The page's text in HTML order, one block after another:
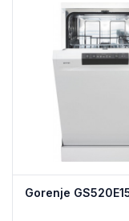
Gorenje